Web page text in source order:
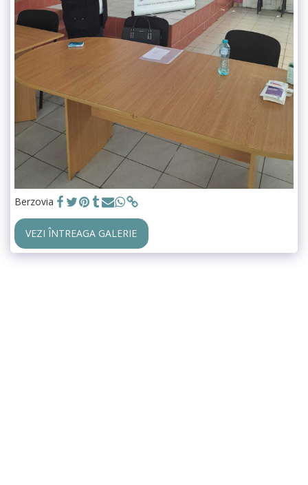
Berzovia
VEZI ÎNTREAGA GALERIE